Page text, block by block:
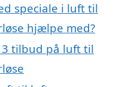
speciale i luft til
hjælpe med?
tilbud på luft til